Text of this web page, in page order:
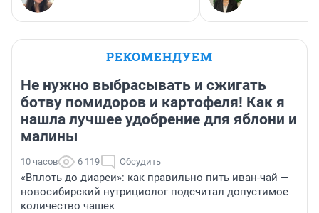
РЕКОМЕНДУЕМ
Не нужно выбрасывать и сжигать
ботву помидоров и картофеля! Как я
нашла лучшее удобрение для яблони и
малины
10 часов 6 119 Обсудить
«Вплоть до диареи»: как правильно пить иван-чай —
новосибирский нутрициолог подсчитал допустимое
количество чашек